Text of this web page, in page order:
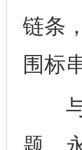
链条
围标
与